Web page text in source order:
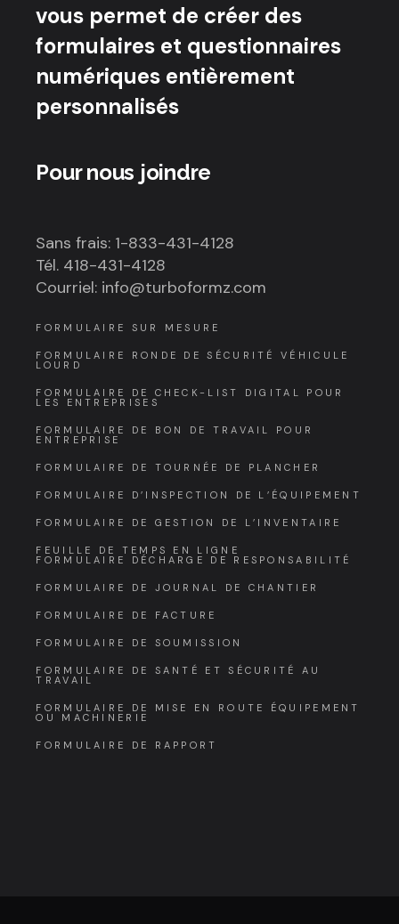
vous permet de créer des
formulaires et questionnaires
numériques entièrement
personnalisés
Pour nous joindre
Sans frais: 1-833-431-4128
Tél. 418-431-4128
Courriel: info@turboformz.com
FORMULAIRE SUR MESURE
FORMULAIRE RONDE DE SÉCURITÉ VÉHICULE
LOURD
FORMULAIRE DE CHECK-LIST DIGITAL POUR
LES ENTREPRISES
FORMULAIRE DE BON DE TRAVAIL POUR
ENTREPRISE
FORMULAIRE DE TOURNÉE DE PLANCHER
FORMULAIRE D’INSPECTION DE L’ÉQUIPEMENT
FORMULAIRE DE GESTION DE L’INVENTAIRE
FEUILLE DE TEMPS EN LIGNE
FORMULAIRE DÉCHARGE DE RESPONSABILITÉ
FORMULAIRE DE JOURNAL DE CHANTIER
FORMULAIRE DE FACTURE
FORMULAIRE DE SOUMISSION
FORMULAIRE DE SANTÉ ET SÉCURITÉ AU
TRAVAIL
FORMULAIRE DE MISE EN ROUTE ÉQUIPEMENT
OU MACHINERIE
FORMULAIRE DE RAPPORT